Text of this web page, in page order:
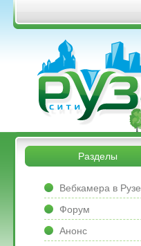
Перейти к основному содержанию
&bsps;
&bsps;
Разделы
Вебкамера в Рузе
Форум
Анонс